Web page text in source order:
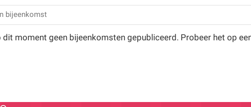
dit moment geen bijeenkomsten gepubliceerd. Probeer het op